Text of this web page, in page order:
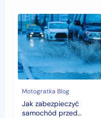
Jak
zabezpieczyć
samochód
przed
jesiennymi
chłodami
i
deszczem?
Motogratka Blog
Jak zabezpieczyć
samochód przed